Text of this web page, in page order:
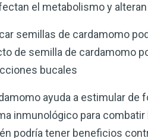
el metabolismo y
semillas de cardamomo
de semilla de cardamomo
bucales
ayuda a estimular de
inmunológico para
podría tener beneficios